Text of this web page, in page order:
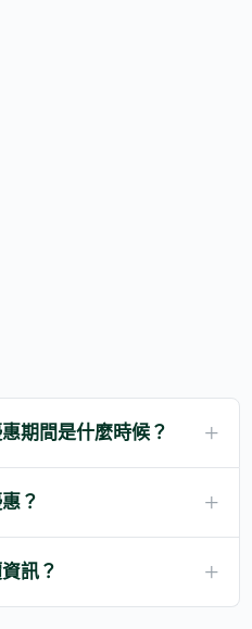
期間是什麼時候？
？
訊？